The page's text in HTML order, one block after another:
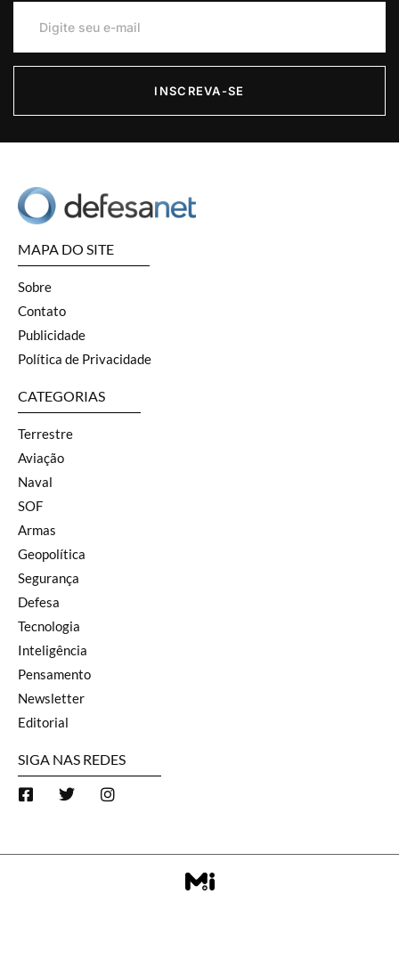
INSCREVA-SE
MAPA DO SITE
Sobre
Contato
Publicidade
Política de Privacidade
CATEGORIAS
Terrestre
Aviação
Naval
SOF
Armas
Geopolítica
Segurança
Defesa
Tecnologia
Inteligência
Pensamento
Newsletter
Editorial
SIGA NAS REDES